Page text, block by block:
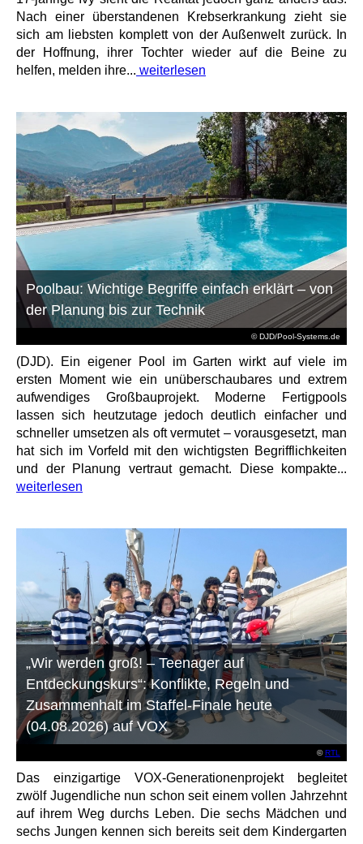
Nach einer überstandenen Krebserkrankung zieht sie
sich am liebsten komplett von der Außenwelt zurück. In
der Hoffnung, ihrer Tochter wieder auf die Beine zu
helfen, melden ihre... weiterlesen
© DJD/Pool-Systems.de
Poolbau: Wichtige Begriffe einfach erklärt – von
der Planung bis zur Technik
(DJD). Ein eigener Pool im Garten wirkt auf viele im
ersten Moment wie ein unüberschaubares und extrem
aufwendiges Großbauprojekt. Moderne Fertigpools
lassen sich heutzutage jedoch deutlich einfacher und
schneller umsetzen als oft vermutet – vorausgesetzt, man
hat sich im Vorfeld mit den wichtigsten Begrifflichkeiten
und der Planung vertraut gemacht. Diese kompakte...
weiterlesen
©RTL
„Wir werden groß! – Teenager auf
Entdeckungskurs“: Konflikte, Regeln und
Zusammenhalt im Staffel-Finale heute
(04.08.2026) auf VOX
Das einzigartige VOX-Generationenprojekt begleitet
zwölf Jugendliche nun schon seit einem vollen Jahrzehnt
auf ihrem Weg durchs Leben. Die sechs Mädchen und
sechs Jungen kennen sich bereits seit dem Kindergarten